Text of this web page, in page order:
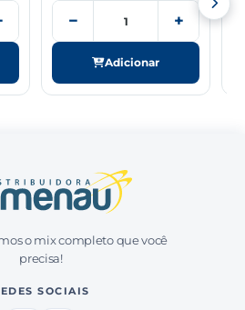
− +
Adicionar
o mix completo que você
precisa!
SOCIAIS